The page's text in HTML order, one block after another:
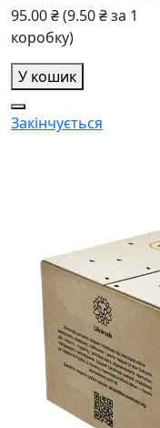
95.00 ₴(9.50 ₴ за 1
коробку)
У кошик
Закінчується